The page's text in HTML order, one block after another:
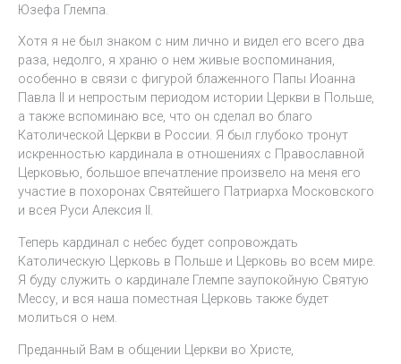
Юзефа Глемпа.
Хотя я не был знаком с ним лично и видел его всего два
раза, недолго, я храню о нем живые воспоминания,
особенно в связи с фигурой блаженного Папы Иоанна
Павла II и непростым периодом истории Церкви в Польше,
а также вспоминаю все, что он сделал во благо
Католической Церкви в России. Я был глубоко тронут
искренностью кардинала в отношениях с Православной
Церковью, большое впечатление произвело на меня его
участие в похоронах Святейшего Патриарха Московского
и всея Руси Алексия II.
Теперь кардинал с небес будет сопровождать
Католическую Церковь в Польше и Церковь во всем мире.
Я буду служить о кардинале Глемпе заупокойную Святую
Мессу, и вся наша поместная Церковь также будет
молиться о нем.
Преданный Вам в общении Церкви во Христе,